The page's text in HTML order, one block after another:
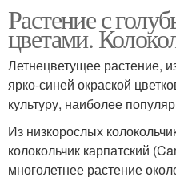
Растение с
цветами.
Летнецветущее растение,
ярко-синей окраской
культуру, наиболее
Из низкорослых
колокольчик карпатский
многолетнее растение